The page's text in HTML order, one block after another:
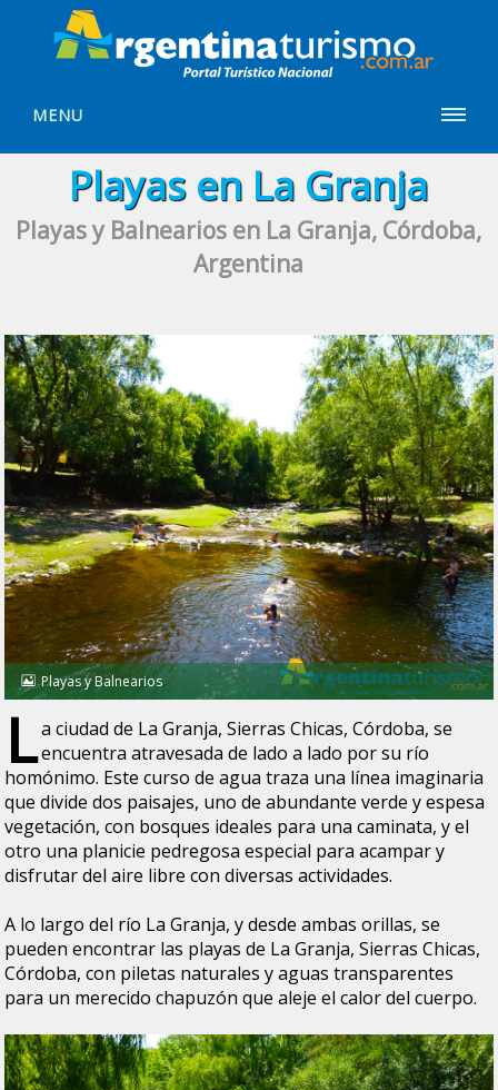
MENU
Playas en La Granja
Playas y Balnearios en La Granja, Córdoba,
Argentina
Playas y Balnearios
La ciudad de La Granja, Sierras Chicas, Córdoba, se
encuentra atravesada de lado a lado por su río
homónimo. Este curso de agua traza una línea imaginaria
que divide dos paisajes, uno de abundante verde y espesa
vegetación, con bosques ideales para una caminata, y el
otro una planicie pedregosa especial para acampar y
disfrutar del aire libre con diversas actividades.
A lo largo del río La Granja, y desde ambas orillas, se
pueden encontrar las playas de La Granja, Sierras Chicas,
Córdoba, con piletas naturales y aguas transparentes
para un merecido chapuzón que aleje el calor del cuerpo.